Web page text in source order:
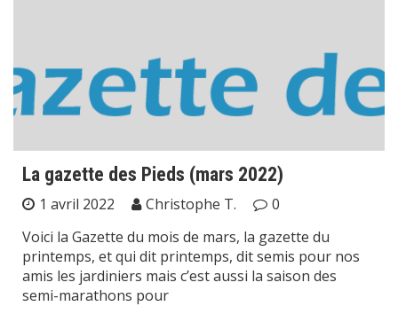
La gazette des Pieds (mars 2022)
1 avril 2022 Christophe T.
0
Voici la Gazette du mois de mars, la gazette du
printemps, et qui dit printemps, dit semis pour nos
amis les jardiniers mais c’est aussi la saison des
semi-marathons pour